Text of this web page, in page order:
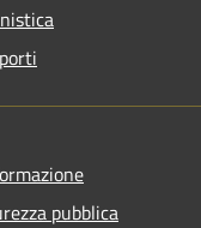
pubblica